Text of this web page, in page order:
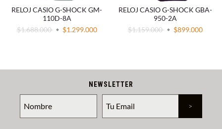
RELOJ CASIO G-SHOCK GM-
110D-8A
$1.688.000
$1.299.000
RELOJ CASIO G-SHOCK GBA-
950-2A
$1.159.000
$899.000
NEWSLETTER